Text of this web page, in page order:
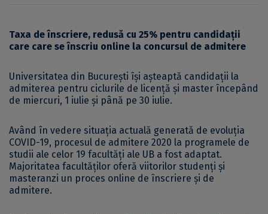
Taxa de înscriere, redusă cu 25% pentru candidații
care care se înscriu online la concursul de admitere
Universitatea din Bucureşti îşi aşteaptă candidații la
admiterea pentru ciclurile de licenţă şi master începând
de miercuri, 1 iulie şi până pe 30 iulie.
Având în vedere situația actuală generată de evoluția
COVID-19, procesul de admitere 2020 la programele de
studii ale celor 19 facultăți ale UB a fost adaptat.
Majoritatea facultăților oferă viitorilor studenți și
masteranzi un proces online de înscriere și de
admitere.